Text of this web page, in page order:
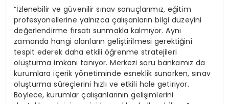
“İzlenebilir ve güvenilir sınav sonuçlarımız, eğitim
profesyonellerine yalnızca çalışanların bilgi düzeyini
değerlendirme fırsatı sunmakla kalmıyor. Aynı
zamanda hangi alanların geliştirilmesi gerektiğini
tespit ederek daha etkili öğrenme stratejileri
oluşturma imkanı tanıyor. Merkezi soru bankamız da
kurumlara içerik yönetiminde esneklik sunarken, sınav
oluşturma süreçlerini hızlı ve etkili hale getiriyor.
Böylece, kurumlar çalışanlarının gelişimlerini